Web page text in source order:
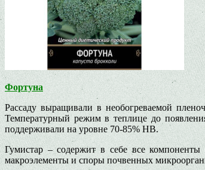
Фортуна
Рассаду выращивали в необогреваемой
Температурный режим в теплице до
поддерживали на уровне 70-85% НВ.
Гумистар – содержит в себе все
макроэлементы и споры почвенных